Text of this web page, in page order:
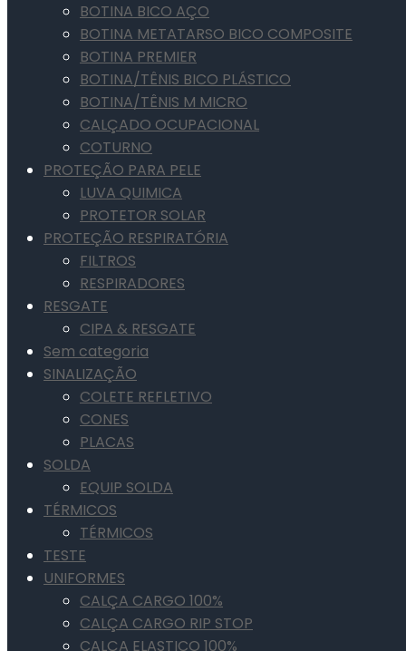
BOTINA BICO AÇO
BOTINA METATARSO BICO COMPOSITE
BOTINA PREMIER
BOTINA/TÊNIS BICO PLÁSTICO
BOTINA/TÊNIS M MICRO
CALÇADO OCUPACIONAL
COTURNO
PROTEÇÃO PARA PELE
LUVA QUIMICA
PROTETOR SOLAR
PROTEÇÃO RESPIRATÓRIA
FILTROS
RESPIRADORES
RESGATE
CIPA & RESGATE
Sem categoria
SINALIZAÇÃO
COLETE REFLETIVO
CONES
PLACAS
SOLDA
EQUIP SOLDA
TÉRMICOS
TÉRMICOS
TESTE
UNIFORMES
CALÇA CARGO 100%
CALÇA CARGO RIP STOP
CALÇA ELASTICO 100%